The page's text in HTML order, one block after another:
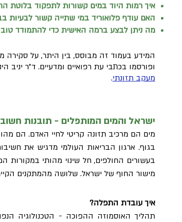
איך רמות היוד במים קשורות לתפקוד בלוטת
האם עודף פלואוריד במי שתייה קשור לבעיות
מה ניתן לבצע ברמה האישית כדי להתמודד
​המידע בעמוד זה מבוסס, בין היתר, על סקירה
ופורסמו בכתבי עת רפואיים ומדעיים. ד"ר יניב
מעקב תזונתי.
ישראל והמים המותפלים - תובנות
בגוף. ארגון הבריאות העולמי מדגיש את
בעשורים החולפים, חל שינוי מהותי
מישור החוף של ישראל. שלושה מהמתקנים
איך עובדת התפלה?
תהליך האוסמוזה ההפוכה - הטכנולוגיה